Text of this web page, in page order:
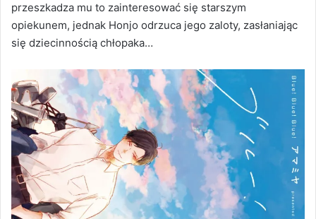
przeszkadza mu to zainteresować się starszym
opiekunem, jednak Honjo odrzuca jego zaloty, zasłaniając
się dziecinnością chłopaka…